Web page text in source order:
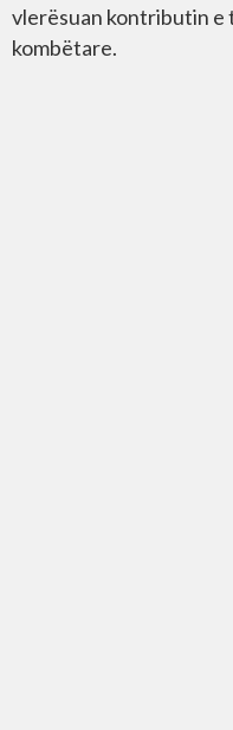
vlerësuan kontributin e
kombëtare.